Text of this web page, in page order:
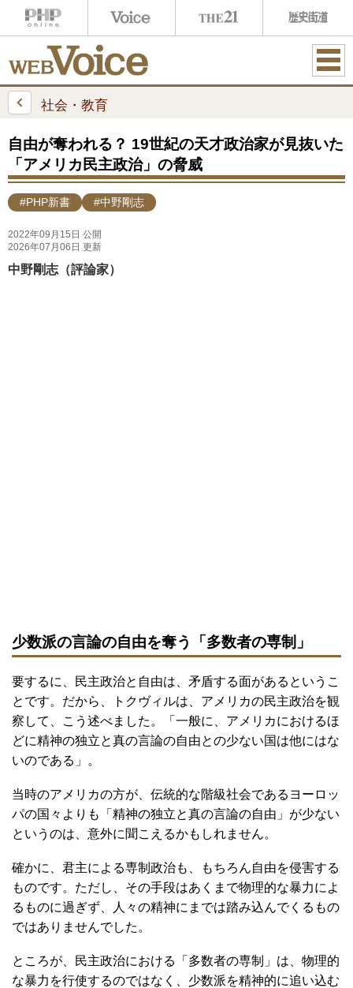
ME
社会・教育
自由が奪われる？ 19世紀の天才政治家が見抜いた
「アメリカ民主政治」の脅威
#PHP新書 #中野剛志
2022年09月15日 公開
2026年07月06日 更新
中野剛志（評論家）
少数派の言論の自由を奪う「多数者の専制」
要するに、民主政治と自由は、矛盾する面があるというこ
とです。だから、トクヴィルは、アメリカの民主政治を観
察して、こう述べました。「一般に、アメリカにおけるほ
どに精神の独立と真の言論の自由との少ない国は他にはな
いのである」。
当時のアメリカの方が、伝統的な階級社会であるヨーロッ
パの国々よりも「精神の独立と真の言論の自由」が少ない
というのは、意外に聞こえるかもしれません。
確かに、君主による専制政治も、もちろん自由を侵害する
ものです。ただし、その手段はあくまで物理的な暴力によ
るものに過ぎず、人々の精神にまでは踏み込んでくるもの
ではありませんでした。
ところが、民主政治における「多数者の専制」は、物理的
な暴力を行使するのではなく、少数派を精神的に追い込む